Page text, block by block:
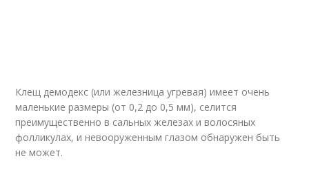
Клещ демодекс (или железница угревая) имеет очень
маленькие размеры (от 0,2 до 0,5 мм), селится
преимущественно в сальных железах и волосяных
фолликулах, и невооруженным глазом обнаружен быть
не может.